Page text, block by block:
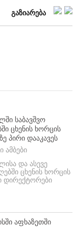
გაზიარება
საბავშვო
ცხენის ხორცის
პირი დააკავეს
ამბები
და ასევე
ცხენის ხორცის
დირექტორები
აფხაზეთში